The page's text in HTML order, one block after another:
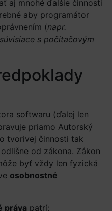
aj mnohé ďalšie činnosti
aby programátor
(napr.
s počítačovým
softwaru (ďalej len
priamo Autorský
tvorivej činnosti tak
od zákona. Zákon
byť vždy len fyzická
osobnostné
práva patrí: